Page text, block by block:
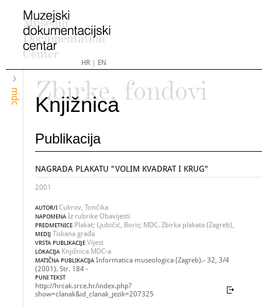
HR| EN
mdc
Zbirke, fondovi
Knjižnica
Publikacija
NAGRADA PLAKATU "VOLIM KVADRAT I KRUG"
2001
AUTOR/I Cukrov, Tončika
NAPOMENA Iz rubrike Obavijesti
PREDMETNICE Plakat; Ljubičić, Boris; MDC. Zbirka plakata (Zagreb),
MEDIJ Tiskana građa
VRSTA PUBLIKACIJE Vijest
LOKACIJA Knjižnica MDC-a
MATIČNA PUBLIKACIJA Informatica museologica (Zagreb).- 32, 3/4
(2001). Str. 184 -
PUNI TEKST
http://hrcak.srce.hr/index.php?
show=clanak&id_clanak_jezik=207325